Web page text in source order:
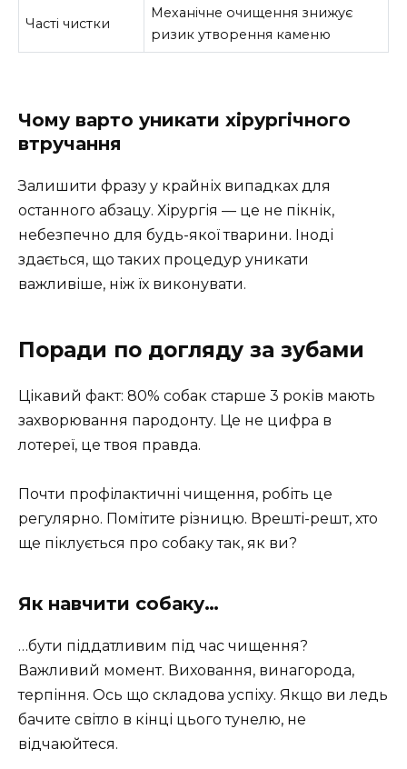
Часті чистки
Механічне очищення знижує
ризик утворення каменю
Чому варто уникати хірургічного
втручання
Залишити фразу у крайніх випадках для
останного абзацу. Хірургія — це не пікнік,
небезпечно для будь-якої тварини. Іноді
здається, що таких процедур уникати
важливіше, ніж їх виконувати.
Поради по догляду за зубами
Цікавий факт: 80% собак старше 3 років мають
захворювання пародонту. Це не цифра в
лотереї, це твоя правда.
Почти профілактичні чищення, робіть це
регулярно. Помітите різницю. Врешті-решт, хто
ще піклується про собаку так, як ви?
Як навчити собаку…
…бути піддатливим під час чищення?
Важливий момент. Виховання, винагорода,
терпіння. Ось що складова успіху. Якщо ви ледь
бачите світло в кінці цього тунелю, не
відчаюйтеся.